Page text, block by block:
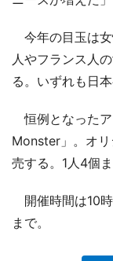
今年の目玉は女
人やフランス人
る。いずれも日本
恒例となった
Monster」。オ
売する。1人4個ま
開催時間は10
まで。